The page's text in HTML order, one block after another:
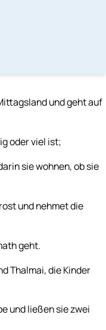
und geht auf
oder viel ist;
sie wohnen, ob sie
und nehmet die
geht.
Thalmai, die Kinder
und ließen sie zwei